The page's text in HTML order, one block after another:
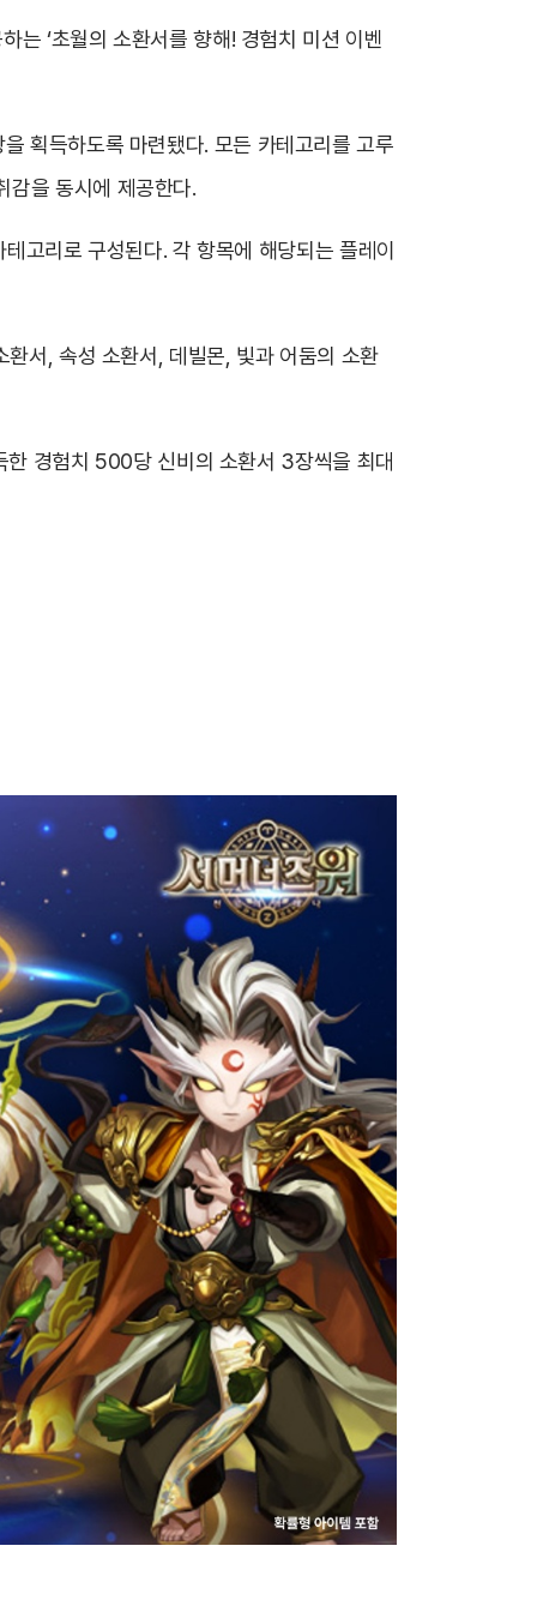
는 ‘초월의 소환서를 향해! 경험치 미션 이벤
획득하도록 마련됐다. 모든 카테고리를 고루
감을 동시에 제공한다.
고리로 구성된다. 각 항목에 해당되는 플레이
서, 속성 소환서, 데빌몬, 빛과 어둠의 소환
경험치 500당 신비의 소환서 3장씩을 최대